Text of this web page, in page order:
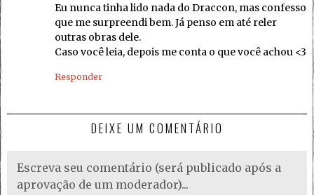
Eu nunca tinha lido nada do Draccon, mas confesso
que me surpreendi bem. Já penso em até reler
outras obras dele.
Caso você leia, depois me conta o que você achou <3
Responder
DEIXE UM COMENTÁRIO